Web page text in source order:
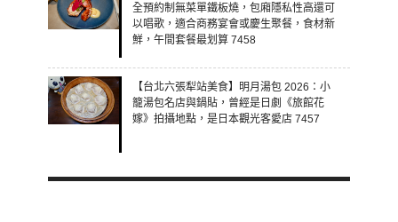
全預約制無菜單鐵板燒，包廂隱私性高還可
以唱歌，適合商務宴會或慶生聚餐，食材新
鮮，午間套餐最划算 7458
【台北六張犁站美食】明月湯包 2026：小
籠湯包名店與鍋貼，曾經是日劇《旅館花
嫁》拍攝地點，是日本觀光客愛店 7457